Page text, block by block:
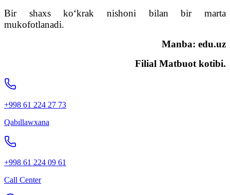
Bir shaxs koʻkrak nishoni bilan bir marta
mukofotlanadi.
Manba: edu.uz
Filial Matbuot kotibi.
+998 61 224 27 73
Qabıllawxana
+998 61 224 09 61
Call Center